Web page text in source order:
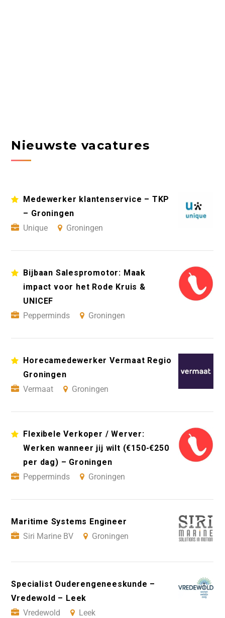
Nieuwste vacatures
Medewerker klantenservice – TKP
– Groningen
Unique
Groningen
Bijbaan Salespromotor: Maak
impact voor het Rode Kruis &
UNICEF
Pepperminds
Groningen
Horecamedewerker Vermaat Regio
Groningen
Vermaat
Groningen
Flexibele Verkoper / Werver:
Werken wanneer jij wilt (€150-€250
per dag) – Groningen
Pepperminds
Groningen
Maritime Systems Engineer
Siri Marine BV
Groningen
Specialist Ouderengeneeskunde –
Vredewold – Leek
Vredewold
Leek